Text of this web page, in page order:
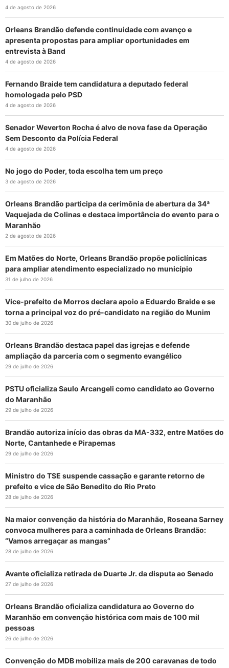
4 de agosto de 2026
Orleans Brandão defende continuidade com avanço e
apresenta propostas para ampliar oportunidades em
entrevista à Band
4 de agosto de 2026
Fernando Braide tem candidatura a deputado federal
homologada pelo PSD
4 de agosto de 2026
Senador Weverton Rocha é alvo de nova fase da Operação
Sem Desconto da Polícia Federal
4 de agosto de 2026
No jogo do Poder, toda escolha tem um preço
3 de agosto de 2026
Orleans Brandão participa da cerimônia de abertura da 34ª
Vaquejada de Colinas e destaca importância do evento para o
Maranhão
2 de agosto de 2026
Em Matões do Norte, Orleans Brandão propõe policlínicas
para ampliar atendimento especializado no município
31 de julho de 2026
Vice-prefeito de Morros declara apoio a Eduardo Braide e se
torna a principal voz do pré-candidato na região do Munim
30 de julho de 2026
Orleans Brandão destaca papel das igrejas e defende
ampliação da parceria com o segmento evangélico
29 de julho de 2026
PSTU oficializa Saulo Arcangeli como candidato ao Governo
do Maranhão
29 de julho de 2026
Brandão autoriza início das obras da MA-332, entre Matões do
Norte, Cantanhede e Pirapemas
29 de julho de 2026
Ministro do TSE suspende cassação e garante retorno de
prefeito e vice de São Benedito do Rio Preto
28 de julho de 2026
Na maior convenção da história do Maranhão, Roseana Sarney
convoca mulheres para a caminhada de Orleans Brandão:
“Vamos arregaçar as mangas”
28 de julho de 2026
Avante oficializa retirada de Duarte Jr. da disputa ao Senado
27 de julho de 2026
Orleans Brandão oficializa candidatura ao Governo do
Maranhão em convenção histórica com mais de 100 mil
pessoas
26 de julho de 2026
Convenção do MDB mobiliza mais de 200 caravanas de todo